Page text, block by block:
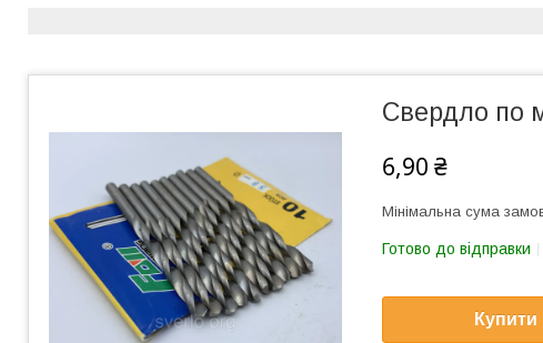
Свердло по
6,90 ₴
Мінімальна сума
Готово до відправки
Купити